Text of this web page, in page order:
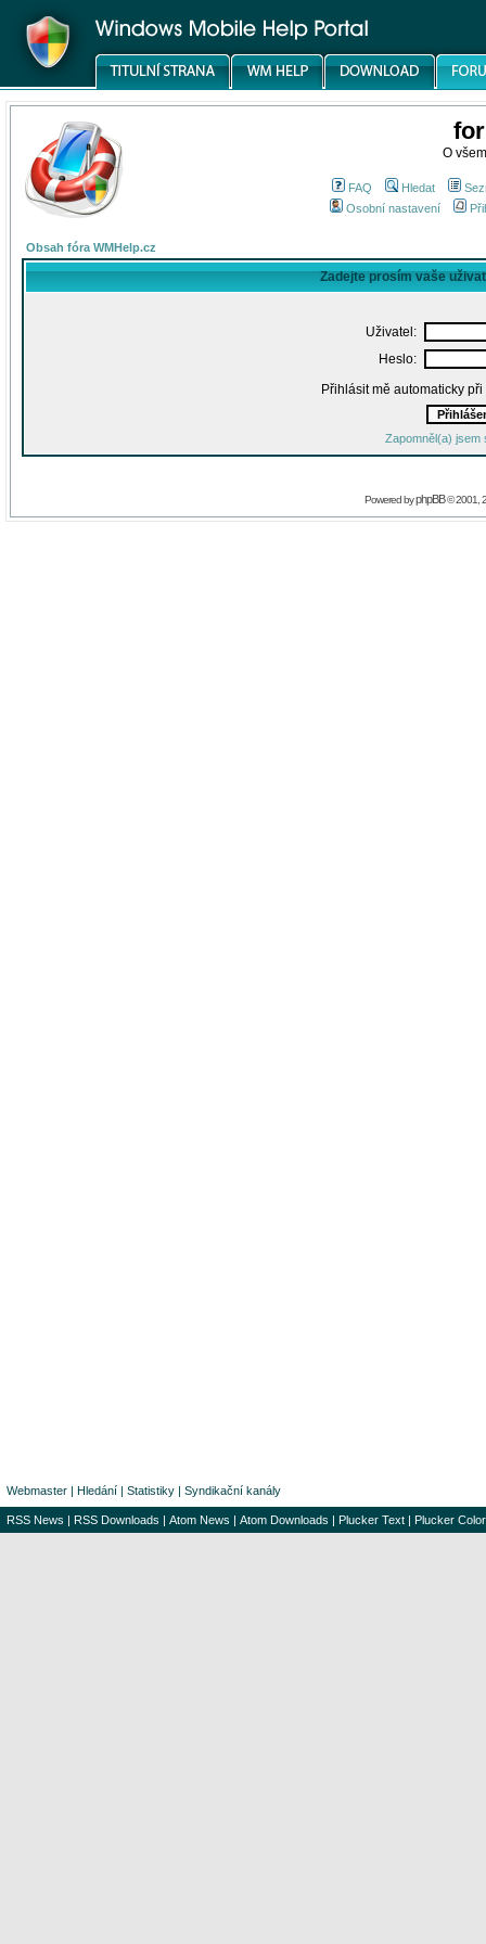
O
FAQ Hledat
Osobní nastavení
Obsah fóra WMHelp.cz
Zadejte prosím vaše
Uživatel:
Heslo:
Přihlásit mě automaticky
Zapomněl(a) jsem
Powered byphpBB© 2001,
Webmaster | Hledání | Statistiky | Syndikační kanály
RSS News | RSS Downloads | Atom News | Atom Downloads | Plucker Text | Plucker Color